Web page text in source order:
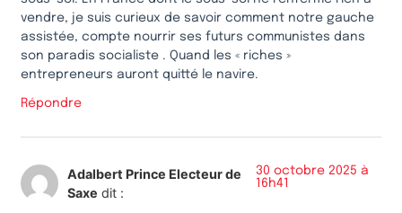
vendre, je suis curieux de savoir comment notre gauche
assistée, compte nourrir ses futurs communistes dans
son paradis socialiste . Quand les « riches »
entrepreneurs auront quitté le navire.
Répondre
Adalbert Prince Electeur de
Saxe dit :
30 octobre 2025 à
16h41